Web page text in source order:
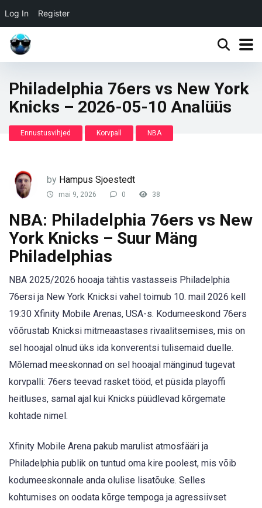
Log In Register
Philadelphia 76ers vs New York
Knicks – 2026-05-10 Analüüs
Ennustusvihjed Korvpall NBA
by Hampus Sjoestedt
mai 9, 2026 0 38
NBA: Philadelphia 76ers vs New
York Knicks – Suur Mäng
Philadelphias
NBA 2025/2026 hooaja tähtis vastasseis Philadelphia
76ersi ja New York Knicksi vahel toimub 10. mail 2026 kell
19:30 Xfinity Mobile Arenas, USA-s. Kodumeeskond 76ers
võõrustab Knicksi mitmeaastases rivaalitsemises, mis on
sel hooajal olnud üks ida konverentsi tulisemaid duelle.
Mõlemad meeskonnad on sel hooajal mänginud tugevat
korvpalli: 76ers teevad rasket tööd, et püsida playoffi
heitluses, samal ajal kui Knicks püüdlevad kõrgemate
kohtade nimel.
Xfinity Mobile Arena pakub marulist atmosfääri ja
Philadelphia publik on tuntud oma kire poolest, mis võib
kodumeeskonnale anda olulise lisatõuke. Selles
kohtumises on oodata kõrge tempoga ja agressiivset